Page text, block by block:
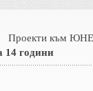
Проекти към
14 години